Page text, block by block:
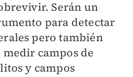
Serán un
para detectar
pero también
medir campos de
y campos